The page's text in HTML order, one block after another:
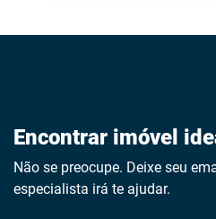
Encontrar imóvel
Não se preocupe. Deixe seu
especialista irá te ajudar.